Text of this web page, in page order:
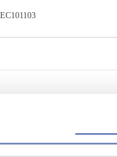
EC101103